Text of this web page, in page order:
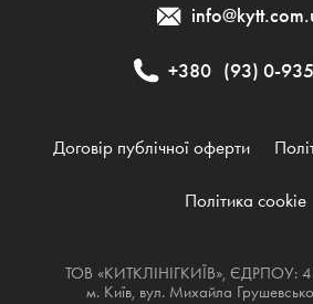
+380 (93) 0-
Договір публічної оферти
Політика cookie
ТОВ «КИТКЛІНІГКИЇВ», ЄДРПОУ:
м. Київ, вул. Михайла